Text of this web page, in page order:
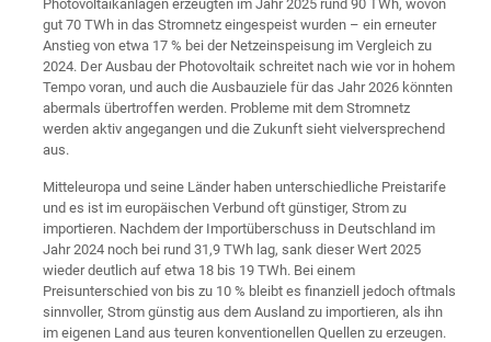
Photovoltaikanlagen erzeugten im Jahr 2025 rund 90 TWh, wovon
gut 70 TWh in das Stromnetz eingespeist wurden – ein erneuter
Anstieg von etwa 17 % bei der Netzeinspeisung im Vergleich zu
2024. Der Ausbau der Photovoltaik schreitet nach wie vor in hohem
Tempo voran, und auch die Ausbauziele für das Jahr 2026 könnten
abermals übertroffen werden. Probleme mit dem Stromnetz
werden aktiv angegangen und die Zukunft sieht vielversprechend
aus.
Mitteleuropa und seine Länder haben unterschiedliche Preistarife
und es ist im europäischen Verbund oft günstiger, Strom zu
importieren. Nachdem der Importüberschuss in Deutschland im
Jahr 2024 noch bei rund 31,9 TWh lag, sank dieser Wert 2025
wieder deutlich auf etwa 18 bis 19 TWh. Bei einem
Preisunterschied von bis zu 10 % bleibt es finanziell jedoch oftmals
sinnvoller, Strom günstig aus dem Ausland zu importieren, als ihn
im eigenen Land aus teuren konventionellen Quellen zu erzeugen.